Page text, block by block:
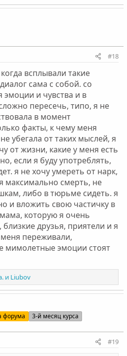
#18
всплывали такие
сама с собой. со
и чувства и в
пересечь, типо, я не
в момент
факты, к чему меня
убегала от таких мыслей, я
от жизни, какие у меня есть
если я буду употреблять,
я не хочу умереть от нарк,
максимально смерть, не
либо в тюрьме сидеть. я
и вложить свою частичку в
которую я очень
друзья, приятели и я
переживали,
мимолетные эмоции стоят
и Liubov
форума 3-й месяц курса
#19